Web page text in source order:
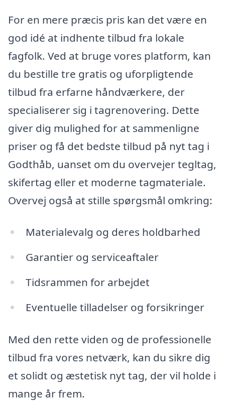
For en mere præcis pris kan det være en
god idé at indhente tilbud fra lokale
fagfolk. Ved at bruge vores platform, kan
du bestille tre gratis og uforpligtende
tilbud fra erfarne håndværkere, der
specialiserer sig i tagrenovering. Dette
giver dig mulighed for at sammenligne
priser og få det bedste tilbud på nyt tag i
Godthåb, uanset om du overvejer tegltag,
skifertag eller et moderne tagmateriale.
Overvej også at stille spørgsmål omkring:
Materialevalg og deres holdbarhed
Garantier og serviceaftaler
Tidsrammen for arbejdet
Eventuelle tilladelser og forsikringer
Med den rette viden og de professionelle
tilbud fra vores netværk, kan du sikre dig
et solidt og æstetisk nyt tag, der vil holde i
mange år frem.